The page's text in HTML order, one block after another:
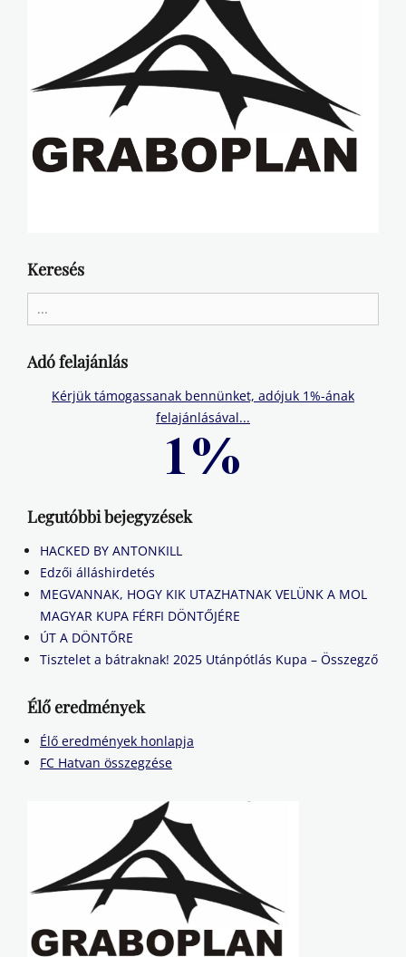
Keresés
for:
Adó felajánlás
Kérjük támogassanak bennünket, adójuk 1%-ának
felajánlásával...
Legutóbbi bejegyzések
HACKED BY ANTONKILL
Edzői álláshirdetés
MEGVANNAK, HOGY KIK UTAZHATNAK VELÜNK A MOL
MAGYAR KUPA FÉRFI DÖNTŐJÉRE
ÚT A DÖNTŐRE
Tisztelet a bátraknak! 2025 Utánpótlás Kupa – Összegző
Élő eredmények
Élő eredmények honlapja
FC Hatvan összegzése